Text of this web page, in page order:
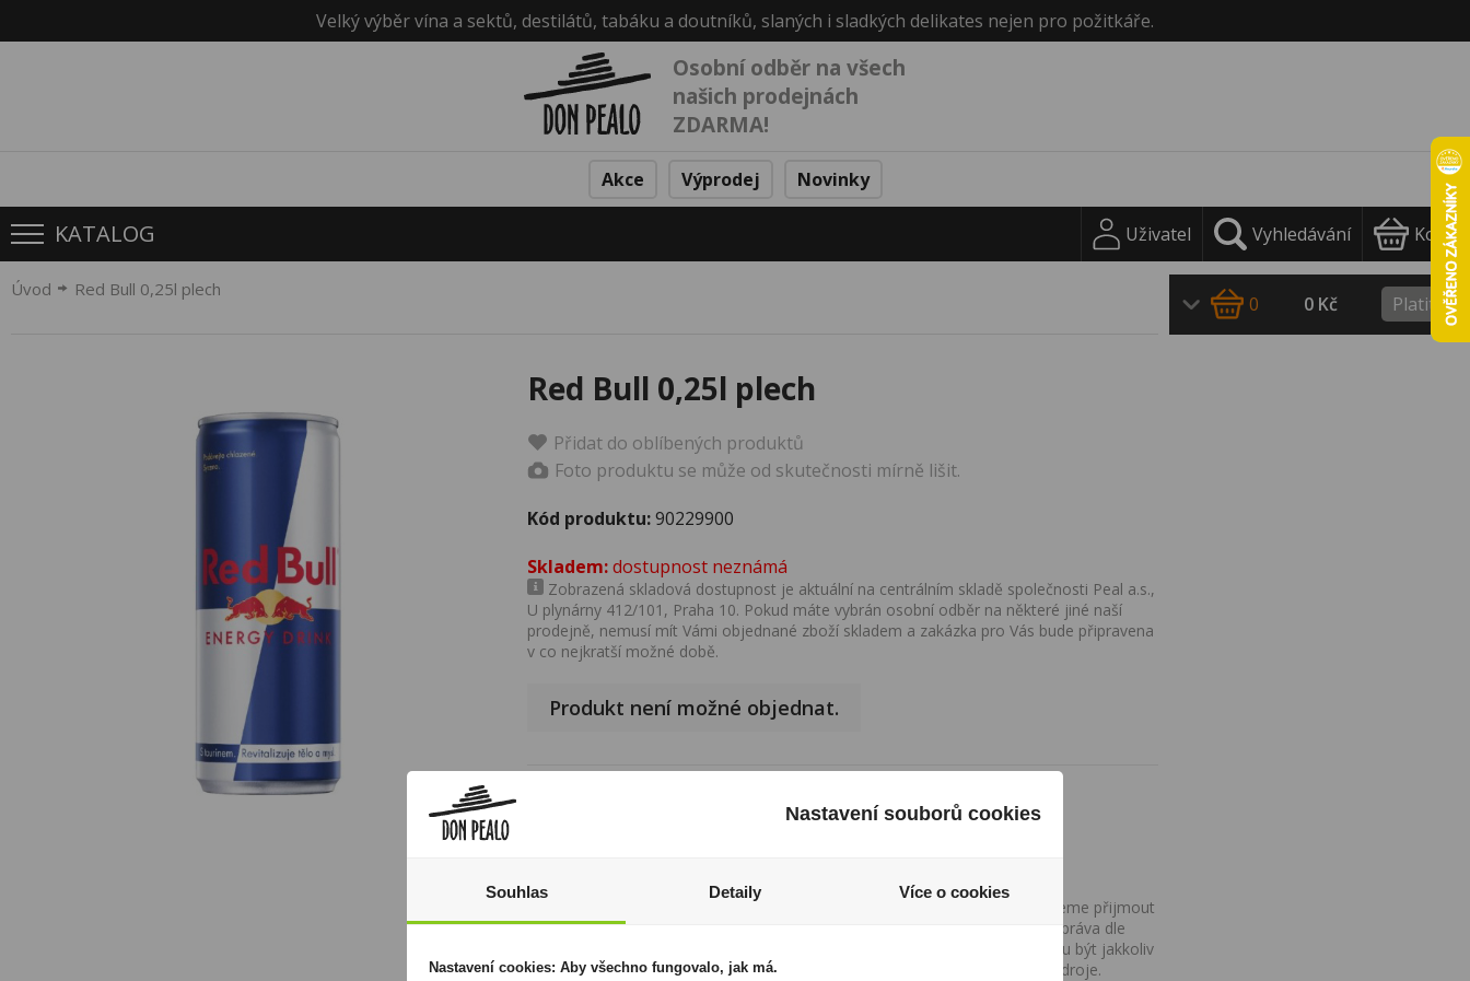
Velký výběr vína a sektů, destilátů, tabáku a doutníků, slaných i sladkých delikates nejen pro požitkáře.
Osobní odběr na všech
našich prodejnách
ZDARMA!
Akce Výprodej Novinky
KATALOG Uživatel Vyhledávání Košík
Úvod Red Bull 0,25l plech
Red Bull 0,25l plech
Přidat do oblíbených produktů
Foto produktu se může od skutečnosti mírně lišit.
Kód produktu:90229900
Skladem:dostupnost neznámá
Zobrazená skladová dostupnost je aktuální na centrálním skladě společnosti Peal a.s.,
U plynárny 412/101, Praha 10. Pokud máte vybrán osobní odběr na některé jiné naší
prodejně, nemusí mít Vámi objednané zboží skladem a zakázka pro Vás bude připravena
v co nejkratší možné době.
Produkt není možné objednat.
I přesto, že jsou informace o výrobcích pravidelně aktualizovány, nemůžeme přijmout
odpovědnost za jakékoliv nesprávné informace. To však nemá vliv na Vaše práva dle
zákona. Tyto informace jsou podávány pouze pro osobní použití a nemohou být jakkoliv
kopírovány bez předchozího souhlasu DonPealo ani bez řádného uvedení zdroje.
0 0 Kč Platit
Nastavení souborů cookies
Souhlas Detaily Více o cookies
Nastavení cookies: Aby všechno fungovalo, jak má.